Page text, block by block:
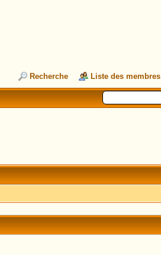
Recherche Liste des membres